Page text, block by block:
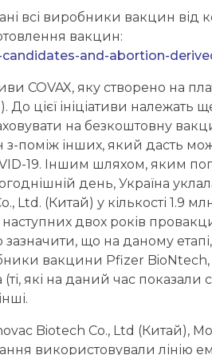
всі виробники вакцин від
вакцин:
and-abortion-
COVAX, яку створено на
До цієї ініціативи
на безкоштовну
поміж інших, який дасть
19. Іншим шляхом, яким
день, Україна
Ltd. (Китай) у кількості 1.9
двох років
що на даному
вакцини Pfizer
які на даний час показали
Biotech Co., Ltd (Китай),
використовували лінію